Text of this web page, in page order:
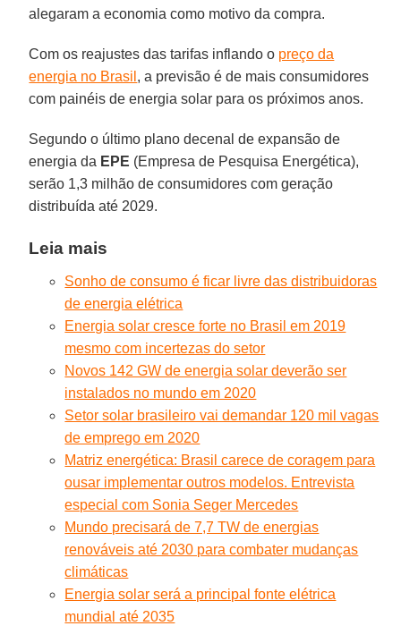
alegaram a economia como motivo da compra.
Com os reajustes das tarifas inflando o preço da
energia no Brasil , a previsão é de mais consumidores
com painéis de energia solar para os próximos anos.
Segundo o último plano decenal de expansão de
energia da EPE (Empresa de Pesquisa Energética),
serão 1,3 milhão de consumidores com geração
distribuída até 2029.
Leia mais
Sonho de consumo é ficar livre das distribuidoras
de energia elétrica
Energia solar cresce forte no Brasil em 2019
mesmo com incertezas do setor
Novos 142 GW de energia solar deverão ser
instalados no mundo em 2020
Setor solar brasileiro vai demandar 120 mil vagas
de emprego em 2020
Matriz energética: Brasil carece de coragem para
ousar implementar outros modelos. Entrevista
especial com Sonia Seger Mercedes
Mundo precisará de 7,7 TW de energias
renováveis até 2030 para combater mudanças
climáticas
Energia solar será a principal fonte elétrica
mundial até 2035